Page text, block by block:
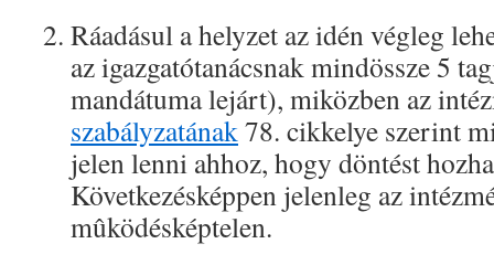
Ráadásul a helyzet az idén végleg
az igazgatótanácsnak mindössze 5
mandátuma lejárt), miközben az
szabályzatának78. cikkelye szerint
jelen lenni ahhoz, hogy döntést
Következésképpen jelenleg az
mûködésképtelen.